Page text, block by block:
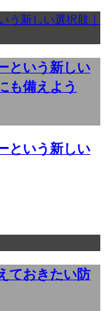
という新しい
も備えよう
という新しい
ておきたい防